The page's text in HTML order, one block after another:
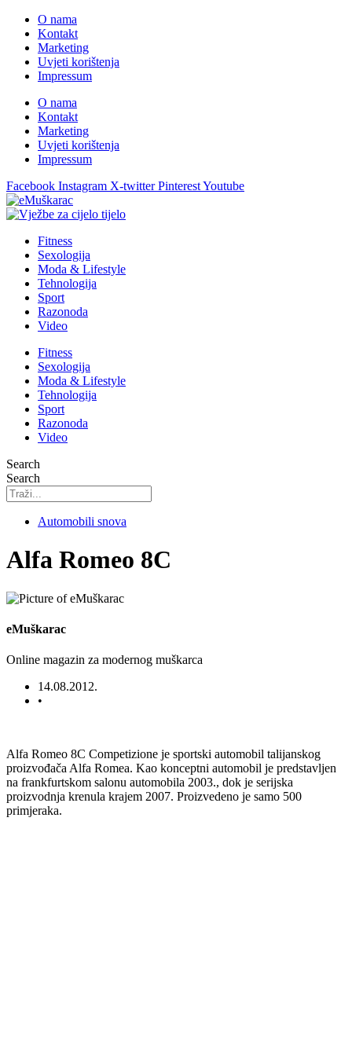
O nama
Kontakt
Marketing
Uvjeti korištenja
Impressum
O nama
Kontakt
Marketing
Uvjeti korištenja
Impressum
Facebook Instagram X-twitter PinterestYoutube
Fitness
Sexologija
Moda & Lifestyle
Tehnologija
Sport
Razonoda
Video
Fitness
Sexologija
Moda & Lifestyle
Tehnologija
Sport
Razonoda
Video
Search
Search
Automobili snova
Alfa Romeo 8C
eMuškarac
Online magazin za modernog muškarca
14.08.2012.
•
Alfa Romeo 8C Competizione je sportski automobil talijanskog
proizvođača Alfa Romea. Kao konceptni automobil je predstavljen
na frankfurtskom salonu automobila 2003., dok je serijska
proizvodnja krenula krajem 2007. Proizvedeno je samo 500
primjeraka.